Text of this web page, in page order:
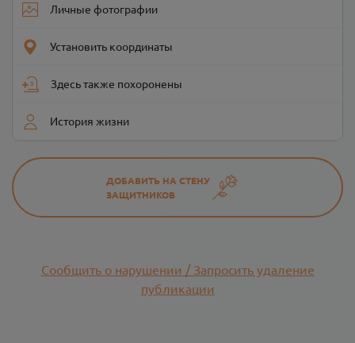
Личные фотографии
Установить координаты
Здесь также похоронены
История жизни
ДОБАВИТЬ НА СТЕНУ
ЗАЩИТНИКОВ
Сообщить о нарушении / Запросить удаление
публикации